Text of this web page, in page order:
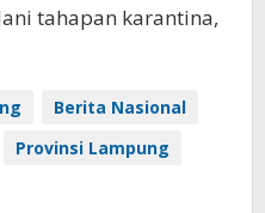
tahapan karantina,
Berita Nasional
Provinsi Lampung